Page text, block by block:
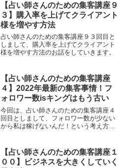
【占い師さんのための集客講座９
３】購入率を上げてクライアント
様を増やす方法
占い師さんのための集客講座９３回目と
しまして、購入率を上げてクライアント
様を増やす方法のお話をしていきます。
【占い師さんのための集客講座
４】2022年最新の集客事情！フ
ォロワー数isキングはもう古い
今回は、占い師さんのための集客講座４
回目としまして、フォロワー数が少ない
から私は稼げないんだ！という考え方は
【占い師さんのための集客講座１
００】ビジネスを大きくしていく